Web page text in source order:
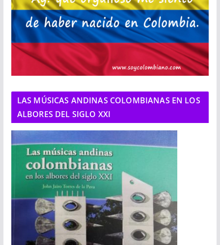
LAS MÚSICAS ANDINAS COLOMBIANAS EN LOS
ALBORES DEL SIGLO XXI